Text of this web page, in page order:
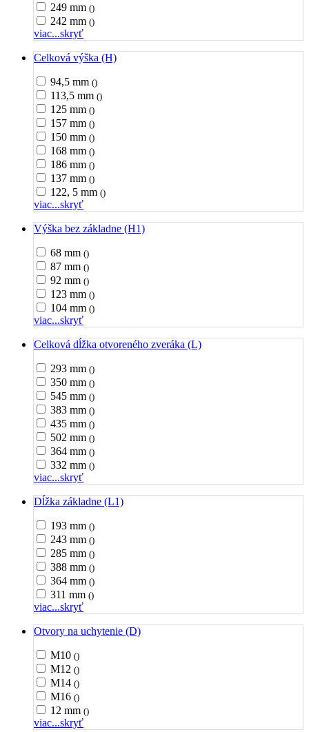
249 mm ()
242 mm ()
viac...skryť
Celková výška (H)
94,5 mm ()
113,5 mm ()
125 mm ()
157 mm ()
150 mm ()
168 mm ()
186 mm ()
137 mm ()
122, 5 mm ()
viac...skryť
Výška bez základne (H1)
68 mm ()
87 mm ()
92 mm ()
123 mm ()
104 mm ()
viac...skryť
Celková dĺžka otvoreného zveráka (L)
293 mm ()
350 mm ()
545 mm ()
383 mm ()
435 mm ()
502 mm ()
364 mm ()
332 mm ()
viac...skryť
Dĺžka základne (L1)
193 mm ()
243 mm ()
285 mm ()
388 mm ()
364 mm ()
311 mm ()
viac...skryť
Otvory na uchytenie (D)
M10 ()
M12 ()
M14 ()
M16 ()
12 mm ()
viac...skryť